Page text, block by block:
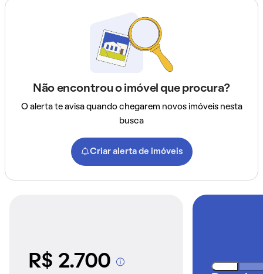
Não encontrou o imóvel que procura?
O alerta te avisa quando chegarem novos imóveis nesta
busca
Criar alerta de imóveis
R$ 2.700A partir dos imóveis